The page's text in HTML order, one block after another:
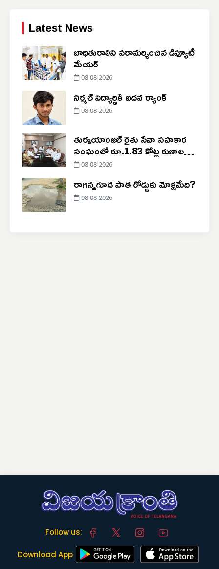
Latest News
బాధితురాలిని పరామర్శించిన డిప్యూటీ
మేయర్
08-08-2026
నిర్మల్ విద్యార్థికి ఐదవ ర్యాంక్
08-08-2026
తుర్కయాంజల్ రైతు సేవా సహకార
సంఘంలో రూ.1.83 కోట్ల రుణాల
మంజూరు
08-08-2026
రాగన్నగూడ పాత రోడ్డుకు మోక్షమేది?
08-08-2026
Follow us:
Download App